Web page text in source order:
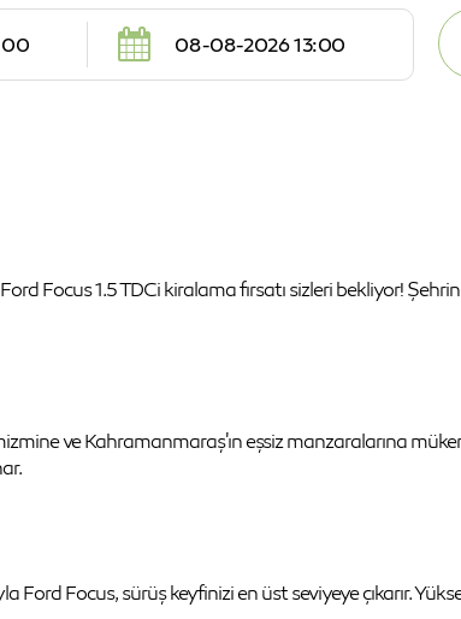
Focus 1.5 TDCi kiralama fırsatı sizleri bekliyor!
ve Kahramanmaraş'ın eşsiz manzaralarına
Focus, sürüş keyfinizi en üst seviyeye çıkarır.